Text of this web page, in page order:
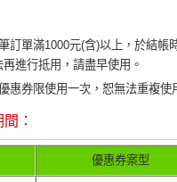
訂單滿1000元(含)以上，於結
進行抵用，請盡早使用。
惠券限使用一次，恕無法重複使
：
優惠券案型